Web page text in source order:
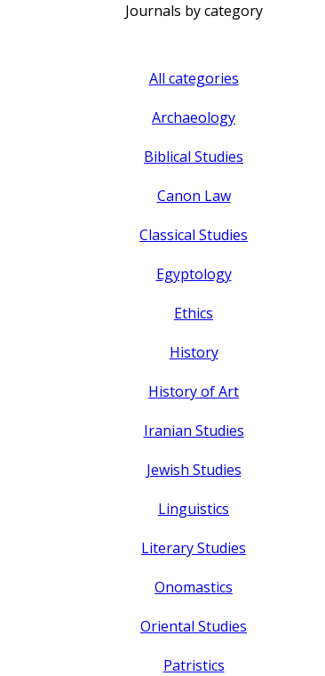
Journals by category
All categories
Archaeology
Biblical Studies
Canon Law
Classical Studies
Egyptology
Ethics
History
History of Art
Iranian Studies
Jewish Studies
Linguistics
Literary Studies
Onomastics
Oriental Studies
Patristics